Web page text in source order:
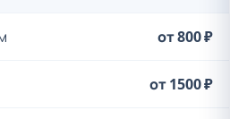
от 800 ₽
от 1500 ₽